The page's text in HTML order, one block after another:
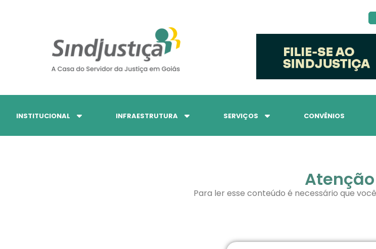
INSTITUCIONAL INFRAESTRUTURA SERVIÇOS CONVÊNIOS
Atenção
Para ler esse conteúdo é necessário que